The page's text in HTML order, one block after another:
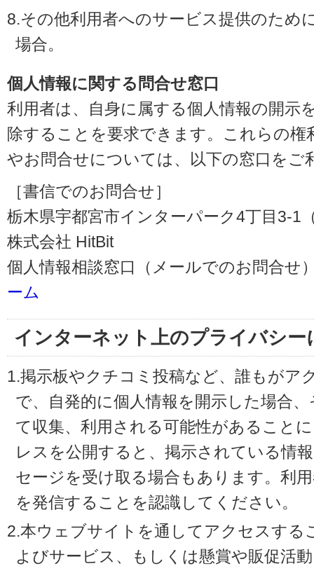
8.その他利用者へのサービス提供のため
場合。
個人情報に関する問合せ窓口
利用者は、自身に属する個人情報の開示
除することを要求できます。これらの権
やお問合せについては、以下の窓口をご
［書信でのお問合せ］
栃木県宇都宮市インターパーク4丁目3-1
株式会社 HitBit
個人情報相談窓口（メールでのお問合せ
ーム
インターネット上のプライバシー
1.掲示板やクチコミ投稿など、誰もがア
で、自発的に個人情報を開示した場合
て収集、利用される可能性があること
レスを公開すると、掲示されている情
セージを受け取る場合もあります。利
を発信することを認識してください。
2.本ウェブサイトを通してアクセスする
よびサービス、もしくは懸賞や販促活